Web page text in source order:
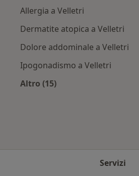
Allergia a Velletri
Dermatite atopica a Velletri
Dolore addominale a Velletri
Ipogonadismo a Velletri
Altro (15)
Servizi